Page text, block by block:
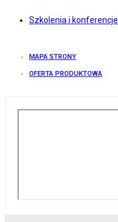
Szkolenia i konferencje
MAPA STRONY
OFERTA PRODUKTOWA